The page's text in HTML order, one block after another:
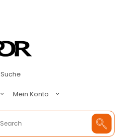
Suche
Mein Konto